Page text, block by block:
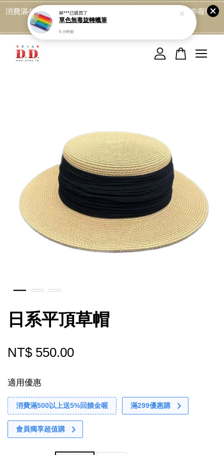
消費滿499免運喔, 記得加LINE:@dede168 領取專屬折扣券喔!
點我
日系平頂草帽
NT$ 550.00
適用優惠
消費滿500以上送5%回饋金喔 滿299優惠購
會員獨享超值購
您的購物車目前還是空的。
林***已購買了
單色無毒旋轉蠟筆
5 小時前